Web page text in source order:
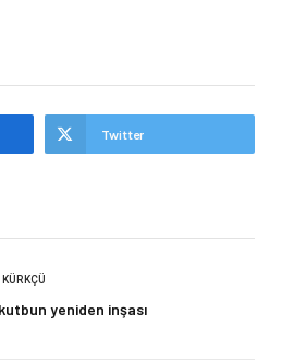
Twitter
yeniden inşası